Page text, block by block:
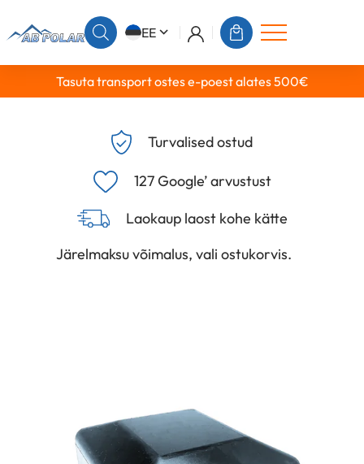
EE
Tasuta transport ostes e-poest alates 500€
Turvalised ostud
127 Google’ arvustust
Laokaup laost kohe kätte
Järelmaksu võimalus, vali ostukorvis.